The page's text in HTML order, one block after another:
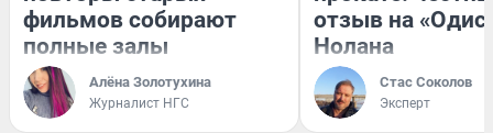
фильмов собирают
полные залы
Алёна Золотухина
Журналист НГС
отзыв на
Нолана
Стас Соколов
Эксперт